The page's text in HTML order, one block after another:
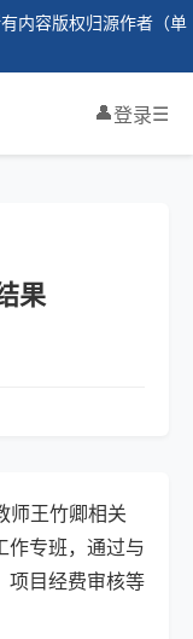
内容版权归源作者（单
👤登录☰
果
师王竹卿相关
作专班，通过与
项目经费审核等